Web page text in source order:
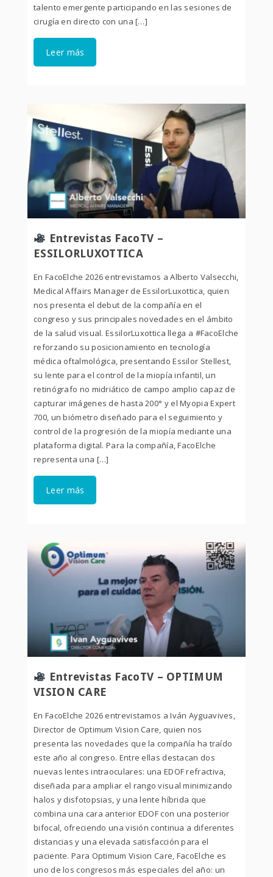
talento emergente participando en las sesiones de
cirugía en directo con una […]
Leer más
Entrevistas FacoTV –
ESSILORLUXOTTICA
En FacoElche 2026 entrevistamos a Alberto Valsecchi,
Medical Affairs Manager de EssilorLuxottica, quien
nos presenta el debut de la compañía en el
congreso y sus principales novedades en el ámbito
de la salud visual. EssilorLuxottica llega a #FacoElche
reforzando su posicionamiento en tecnología
médica oftalmológica, presentando Essilor Stellest,
su lente para el control de la miopía infantil, un
retinógrafo no midriático de campo amplio capaz de
capturar imágenes de hasta 200° y el Myopia Expert
700, un biómetro diseñado para el seguimiento y
control de la progresión de la miopía mediante una
plataforma digital. Para la compañía, FacoElche
representa una […]
Leer más
Entrevistas FacoTV – OPTIMUM
VISION CARE
En FacoElche 2026 entrevistamos a Iván Ayguavives,
Director de Optimum Vision Care, quien nos
presenta las novedades que la compañía ha traído
este año al congreso. Entre ellas destacan dos
nuevas lentes intraoculares: una EDOF refractiva,
diseñada para ampliar el rango visual minimizando
halos y disfotopsias, y una lente híbrida que
combina una cara anterior EDOF con una posterior
bifocal, ofreciendo una visión continua a diferentes
distancias y una elevada satisfacción para el
paciente. Para Optimum Vision Care, FacoElche es
uno de los congresos más especiales del año: un